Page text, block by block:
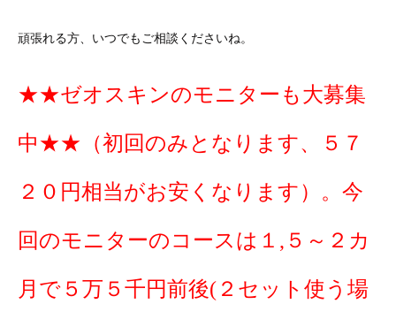
頑張れる方、いつでもご相談くださいね。
★★ゼオスキンのモニターも大募集
中★★（初回のみとなります、５７
２０円相当がお安くなります）。今
回のモニターのコースは１,５～２カ
月で５万５千円前後(２セット使う場